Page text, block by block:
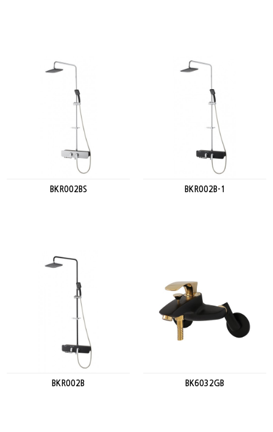
BKR002BS BKR002B-1
BKR002B BK6032GB